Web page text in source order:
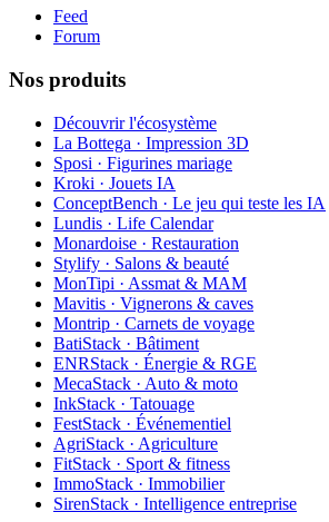
Feed
Forum
Nos produits
Découvrir l'écosystème
La Bottega · Impression 3D
Sposi · Figurines mariage
Kroki · Jouets IA
ConceptBench · Le jeu qui teste les IA
Lundis · Life Calendar
Monardoise · Restauration
Stylify · Salons & beauté
MonTipi · Assmat & MAM
Mavitis · Vignerons & caves
Montrip · Carnets de voyage
BatiStack · Bâtiment
ENRStack · Énergie & RGE
MecaStack · Auto & moto
InkStack · Tatouage
FestStack · Événementiel
AgriStack · Agriculture
FitStack · Sport & fitness
ImmoStack · Immobilier
SirenStack · Intelligence entreprise